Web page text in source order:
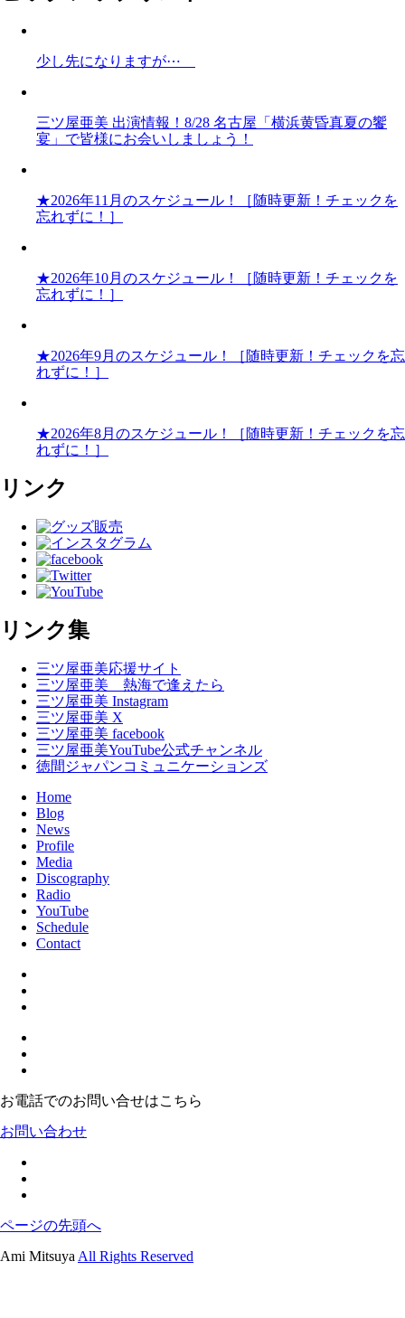
少し先になりますが⋯
三ツ屋亜美 出演情報！8/28 名古屋「横浜黄昏真夏の饗
宴」で皆様にお会いしましょう！
★2026年11月のスケジュール！［随時更新！チェックを
忘れずに！］
★2026年10月のスケジュール！［随時更新！チェックを
忘れずに！］
★2026年9月のスケジュール！［随時更新！チェックを忘
れずに！］
★2026年8月のスケジュール！［随時更新！チェックを忘
れずに！］
リンク
リンク集
三ツ屋亜美応援サイト
三ツ屋亜美 熱海で逢えたら
三ツ屋亜美 Instagram
三ツ屋亜美 X
三ツ屋亜美 facebook
三ツ屋亜美YouTube公式チャンネル
徳間ジャパンコミュニケーションズ
Home
Blog
News
Profile
Media
Discography
Radio
YouTube
Schedule
Contact
お電話でのお問い合せはこちら
お問い合わせ
ページの先頭へ
Ami Mitsuya All Rights Reserved